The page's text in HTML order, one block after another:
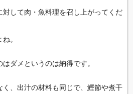
して肉・魚料理を召し上がってくだ
。
ダメというのは納得です。
く、出汁の材料も同じで、鰹節や煮干